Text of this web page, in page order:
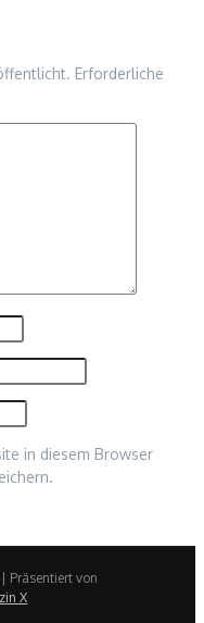
Erforderliche
in diesem Browser
Präsentiert von
X